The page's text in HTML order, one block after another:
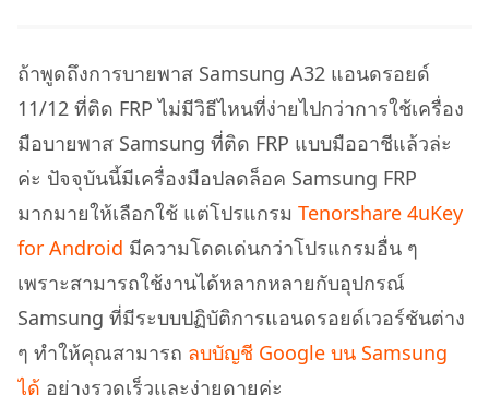
ถ้าพูดถึงการบายพาส Samsung A32 แอนดรอยด์
11/12 ที่ติด FRP ไม่มีวิธีไหนที่ง่ายไปกว่าการใช้เครื่อง
มือบายพาส Samsung ที่ติด FRP แบบมืออาชีแล้วล่ะ
ค่ะ ปัจจุบันนี้มีเครื่องมือปลดล็อค Samsung FRP
มากมายให้เลือกใช้ แต่โปรแกรม Tenorshare 4uKey
for Android มีความโดดเด่นกว่าโปรแกรมอื่น ๆ
เพราะสามารถใช้งานได้หลากหลายกับอุปกรณ์
Samsung ที่มีระบบปฏิบัติการแอนดรอยด์เวอร์ชันต่าง
ๆ ทำให้คุณสามารถ ลบบัญชี Google บน Samsung
ได้ อย่างรวดเร็วและง่ายดายค่ะ